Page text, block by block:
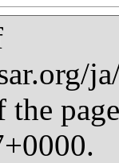
the